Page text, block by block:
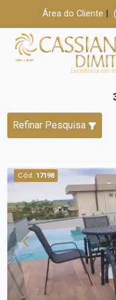
Área do Cliente
Refinar Pesquisa
Cód. 17198